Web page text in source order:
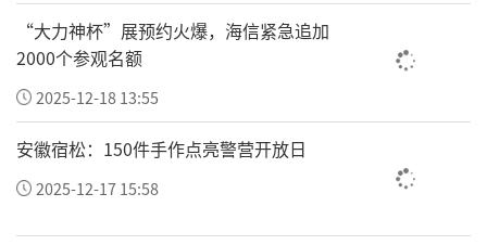
疗养老业务打造为集团第二增长曲线，打通了“保
险支付+医疗服务+养老场景”的全链条闭环，医疗
健康生态已服务超2亿用户。北京大学国际医院作
为平安医疗健康生态的旗舰平台，在肿瘤精准治
疗、心血管疾病诊疗、神经系统疾病等领域达到国
际先进水平，已为全球80多个国家和地区的患者
提供诊疗。
“大力神杯”展预约火爆，海信紧急追加
2000个参观名额
2025-12-18 13:55
安徽宿松：150件手作点亮警营开放日
2025-12-17 15:58